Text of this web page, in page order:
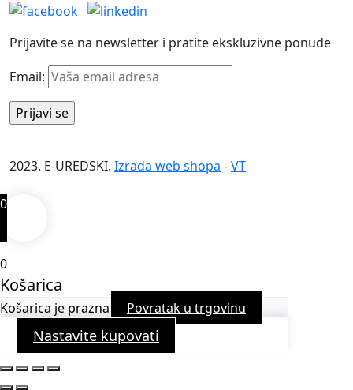
Prijavite se na newsletter i pratite ekskluzivne ponude
Email:
2023. E-UREDSKI. Izrada web shopa -VT
0
0
Košarica
Košarica je prazna Povratak u trgovinu
Nastavite kupovati